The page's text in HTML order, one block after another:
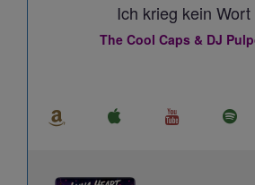
Ich krieg kein Wort
The Cool Caps & DJ